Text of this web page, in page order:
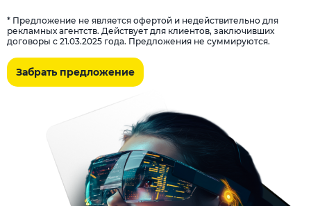
* Предложение не является офертой и недействительно для
рекламных агентств. Действует для клиентов, заключивших
договоры с 21.03.2025 года. Предложения не суммируются.
Забрать предложение